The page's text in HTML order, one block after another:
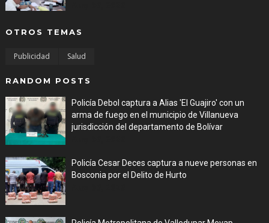
OTROS TEMAS
Publicidad Salud
RANDOM POSTS
Policía Debol captura a Alias 'El Guajiro' con un
arma de fuego en el municipio de Villanueva
jurisdicción del departamento de Bolívar
Policía Cesar Deces captura a nueve personas en
Bosconia por el Delito de Hurto